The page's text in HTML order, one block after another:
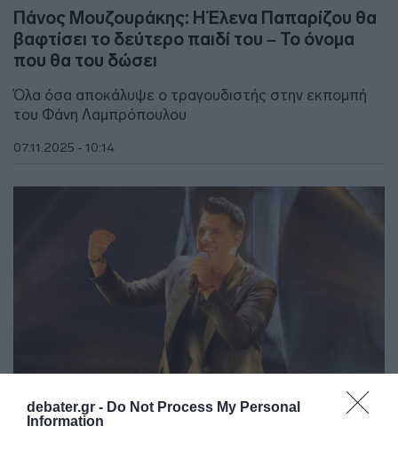
debater.gr - Do Not Process My Personal
Information
Πάνος Μουζουράκης: Η Έλενα Παπαρίζου θα
βαφτίσει το δεύτερο παιδί του – Το όνομα
που θα του δώσει
Όλα όσα αποκάλυψε ο τραγουδιστής στην εκπομπή
του Φάνη Λαμπρόπουλου
07.11.2025 - 10:14